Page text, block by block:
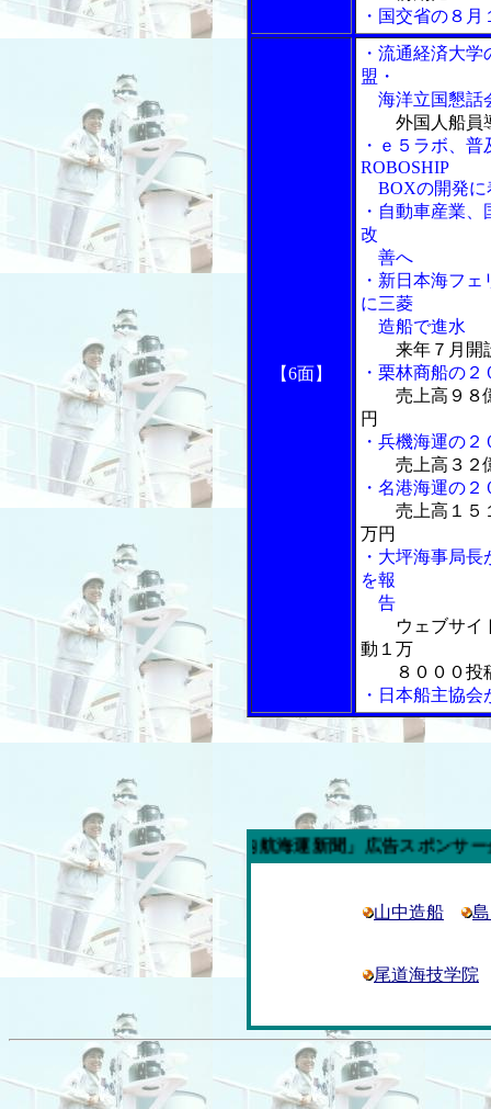
・国交省の８
【6面】
・流通経済大
盟・
海洋立国懇話
外国人船員
・ｅ５ラボ、
ROBOSHIP
BOXの開発に
・自動車産業
改
善へ
・新日本海フ
に三菱
造船で進水
来年７月開
・栗林商船の
売上高９８
円
・兵機海運の
売上高３２
・名港海運の
売上高１５
万円
・大坪海事局
を報
告
ウェブサイ
動１万
８０００投
・日本船主協
今週の「内航海運新聞」広告スポンサー企業
山中造船
尾道海技学院